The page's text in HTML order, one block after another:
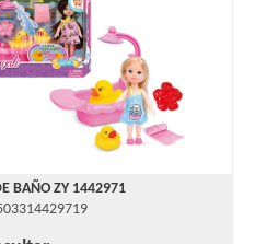
BAÑO ZY 1442971